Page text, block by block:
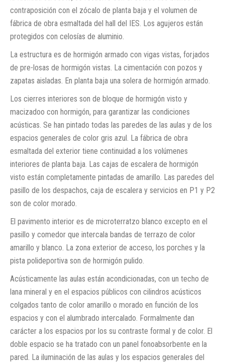
contraposición con el zócalo de planta baja y el volumen de
fábrica de obra esmaltada del hall del IES. Los agujeros están
protegidos con celosías de aluminio.
La estructura es de hormigón armado con vigas vistas, forjados
de pre-losas de hormigón vistas. La cimentación con pozos y
zapatas aisladas. En planta baja una solera de hormigón armado.
Los cierres interiores son de bloque de hormigón visto y
macizadoo con hormigón, para garantizar las condiciones
acústicas. Se han pintado todas las paredes de las aulas y de los
espacios generales de color gris azul. La fábrica de obra
esmaltada del exterior tiene continuidad a los volúmenes
interiores de planta baja. Las cajas de escalera de hormigón
visto están completamente pintadas de amarillo. Las paredes del
pasillo de los despachos, caja de escalera y servicios en P1 y P2
son de color morado.
El pavimento interior es de microterratzo blanco excepto en el
pasillo y comedor que intercala bandas de terrazo de color
amarillo y blanco. La zona exterior de acceso, los porches y la
pista polideportiva son de hormigón pulido.
Acústicamente las aulas están acondicionadas, con un techo de
lana mineral y en el espacios públicos con cilindros acústicos
colgados tanto de color amarillo o morado en función de los
espacios y con el alumbrado intercalado. Formalmente dan
carácter a los espacios por los su contraste formal y de color. El
doble espacio se ha tratado con un panel fonoabsorbente en la
pared. La iluminación de las aulas y los espacios generales del